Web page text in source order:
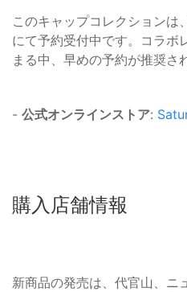
このキャップコレクションは
にて予約受付中です。コラボ
まる中、早めの予約が推奨さ
- 公式オンラインストア:
購入店舗情報
新商品の発売は、代官山、ニ